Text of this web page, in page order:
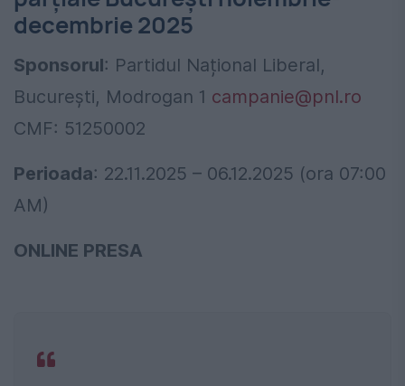
decembrie 2025
Sponsorul: Partidul Național Liberal,
București, Modrogan 1 campanie@pnl.ro
CMF: 51250002
Perioada: 22.11.2025 – 06.12.2025 (ora 07:00
AM)
ONLINE PRESA